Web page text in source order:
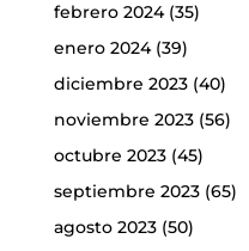
febrero 2024(35)
enero 2024(39)
diciembre 2023(40)
noviembre 2023(56)
octubre 2023(45)
septiembre 2023(65)
agosto 2023(50)